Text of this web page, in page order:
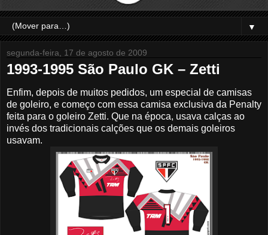
▼
segunda-feira, 17 de agosto de 2009
1993-1995 São Paulo GK – Zetti
Enfim, depois de muitos pedidos, um especial de camisas
de goleiro, e começo com essa camisa exclusiva da Penalty
feita para o goleiro Zetti. Que na época, usava calças ao
invés dos tradicionais calções que os demais goleiros
usavam.